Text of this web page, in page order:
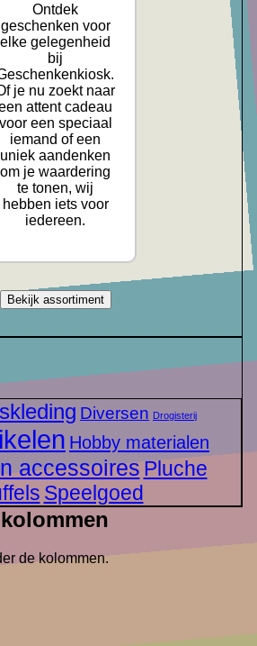
Ontdek
geschenken voor
elke gelegenheid
bij
je nu zoekt naar
attent cadeau
voor een speciaal
iemand of een
uniek aandenken
om je waardering
te tonen, wij
hebben iets voor
iedereen.
Bekijk assortiment
Diversen Drogisterij
Hobby materialen
accessoiresPluche
Speelgoed
de kolommen.